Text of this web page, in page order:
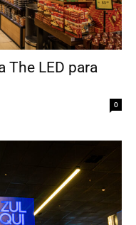
The LED para
0